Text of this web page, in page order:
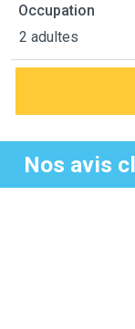
Occupation
Nos avis